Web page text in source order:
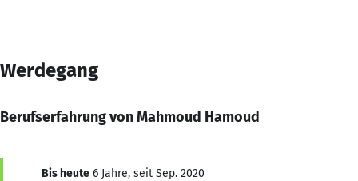
Werdegang
Berufserfahrung von Mahmoud Hamoud
Bis heute 6 Jahre, seit Sep. 2020